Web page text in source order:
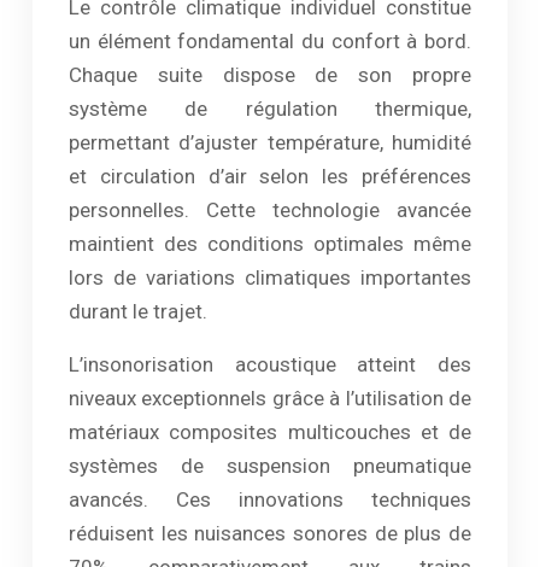
Le contrôle climatique individuel constitue
un élément fondamental du confort à bord.
Chaque suite dispose de son propre
système de régulation thermique,
permettant d’ajuster température, humidité
et circulation d’air selon les préférences
personnelles. Cette technologie avancée
maintient des conditions optimales même
lors de variations climatiques importantes
durant le trajet.
L’insonorisation acoustique atteint des
niveaux exceptionnels grâce à l’utilisation de
matériaux composites multicouches et de
systèmes de suspension pneumatique
avancés. Ces innovations techniques
réduisent les nuisances sonores de plus de